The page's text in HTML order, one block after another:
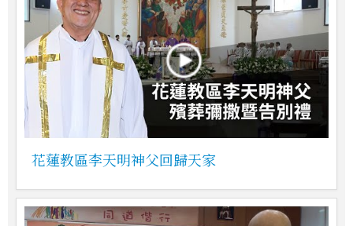
花蓮教區李天明神父回歸天家